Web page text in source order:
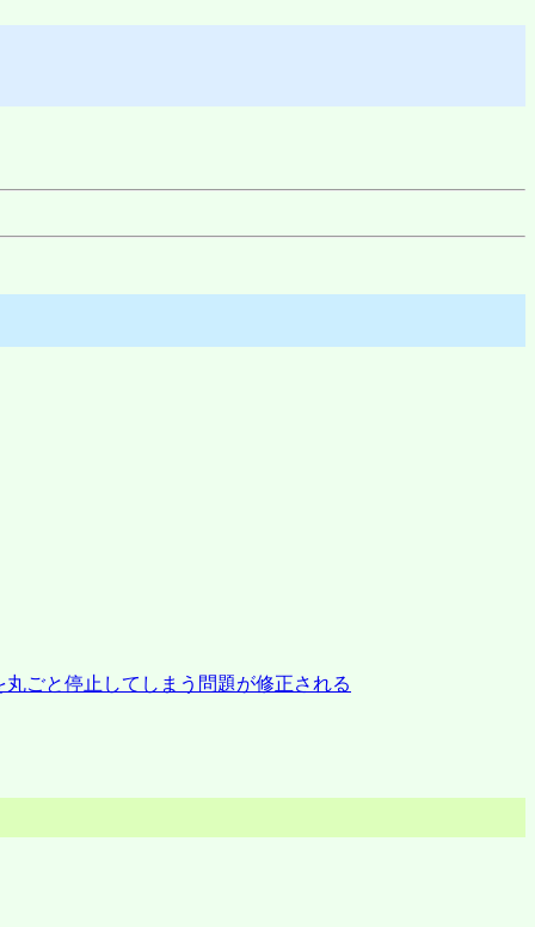
丸ごと停止してしまう問題が修正される